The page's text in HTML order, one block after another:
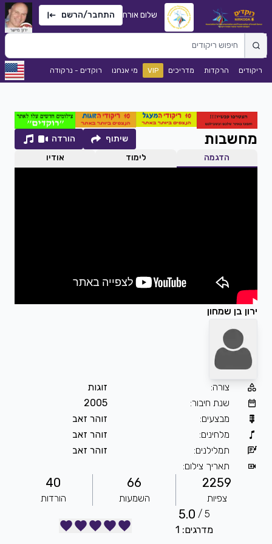
שלום אורח התחבר/הרשם
ריקודים הרקדות מדריכים VIP מי אנחנו רוקדים - נרקודה
מחשבות שיתוף
הורדה
הדגמה
לימוד אודיו
ירון בן שמחון
צורה:
זוגות
שנת חיבור:
2005
מבצעים:
זוהר זאב
מלחינים:
זוהר זאב
תמלילנים:
זוהר זאב
תאריך צילום:
2259
צפיות
66
השמעות
40
הורדות
5 /
5.0
מדרגים: 1